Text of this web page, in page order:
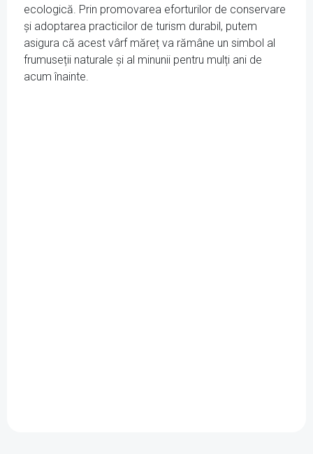
ecologică. Prin promovarea eforturilor de conservare
și adoptarea practicilor de turism durabil, putem
asigura că acest vârf măreț va rămâne un simbol al
frumuseții naturale și al minunii pentru mulți ani de
acum înainte.